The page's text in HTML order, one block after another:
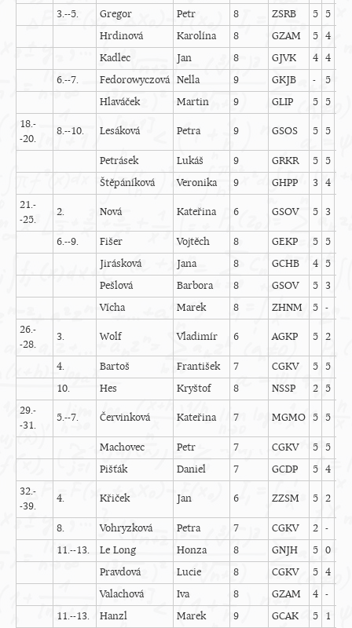
3.--5.
Gregor Petr 8 ZSRB 5 5
Hrdinová
Karolína 8 GZAM 5 4
Kadlec
Jan 8 GJVK 4 4
6.--7.
Fedorowyczová Nella 9 GKJB - 5
Hlaváček
Martin 9 GLIP 5 5
18.-
-20.
8.--10. Lesáková Petra 9 GSOS 5 5
Petrásek Lukáš 9 GRKR 5 5
Štěpáníková
Veronika 9 GHPP 3 4
21.-
-25.
2. Nová Kateřina 6 GSOV 5 3
6.--9. Fišer Vojtěch 8 GEKP 5 5
Jirásková
Jana 8 GCHB 4 5
Pešlová
Barbora 8 GSOV 5 3
Vícha
Marek 8 ZHNM 5 -
26.-
-28.
3. Wolf Vladimír 6 AGKP 5 2
4. Bartoš František 7 CGKV 5 5
10.
Hes Kryštof 8 NSSP 2 5
29.-
-31.
5.--7. Červinková Kateřina 7 MGMO 5 5
Machovec Petr 7 CGKV 5 5
Pišťák
Daniel 7 GCDP 5 4
32.-
-39.
4. Křiček Jan 6 ZZSM 5 2
8. Vohryzková Petra 7 CGKV 2 -
11.--13.
Le Long Honza 8 GNJH 5 0
Pravdová
Lucie 8 CGKV 5 4
Valachová
Iva 8 GZAM 4 -
11.--13.
Hanzl Marek 9 GCAK 5 1